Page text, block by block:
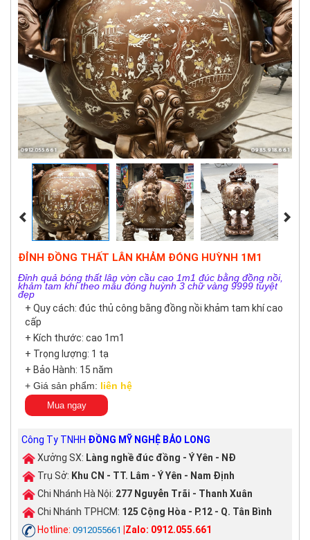
ĐỈNH ĐỒNG THẤT LÂN KHẢM ĐÓNG HUỲNH 1M1
Đỉnh quả bóng thất lân vờn cầu cao 1m1 đúc bằng đồng nồi,
khảm tam khí theo mẫu đóng huỳnh 3 chữ vàng 9999 tuyệt
đẹp
+ Quy cách: đúc thủ công bằng đồng nồi khảm tam khí cao
cấp
+ Kích thước: cao 1m1
+ Trọng lượng: 1 tạ
+ Bảo Hành: 15 năm
+ Giá sản phẩm: liên hệ
Mua ngay
Công Ty TNHH ĐỒNG MỸ NGHỆ BẢO LONG
Xưởng SX: Làng nghề đúc đồng - Ý Yên - NĐ
Trụ Sở: Khu CN - TT. Lâm - Ý Yên - Nam Định
Chi Nhánh Hà Nội: 277 Nguyễn Trãi - Thanh Xuân
Chi Nhánh TPHCM: 125 Cộng Hòa - P.12 - Q. Tân Bình
Hotline: 0912055661 |Zalo: 0912.055.661